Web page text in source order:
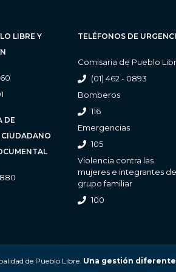
LIBRE Y
DE
TELÉFONOS DE
Comisaria de Pueblo
(01) 462 - 0893
Bomberos
116
Emergencias
105
Violencia contra las
mujeres e integrantes
grupo familiar
100
de Pueblo Libre. Una gestión diferente